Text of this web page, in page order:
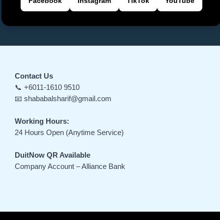
Contact Us
📞 +6011-1610 9510
📧 shababalsharif@gmail.com
Working Hours:
24 Hours Open (Anytime Service)
DuitNow QR Available
Company Account – Alliance Bank